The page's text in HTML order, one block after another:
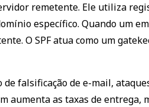
remetente. Ele utiliza
específico. Quando um
O SPF atua como um
falsificação de e-mail,
aumenta as taxas de entrega,